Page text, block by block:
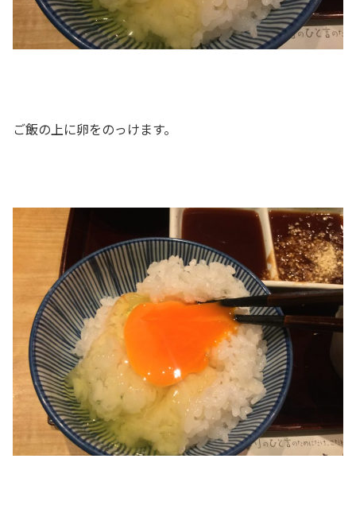
ご飯の上に卵をのっけます。